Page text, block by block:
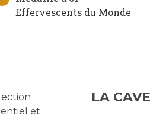
Effervescents du Monde
et
LA CAVE